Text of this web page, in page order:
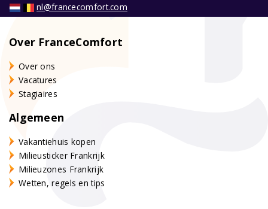
nl@francecomfort.com
Over FranceComfort
Over ons
Vacatures
Stagiaires
Algemeen
Vakantiehuis kopen
Milieusticker Frankrijk
Milieuzones Frankrijk
Wetten, regels en tips